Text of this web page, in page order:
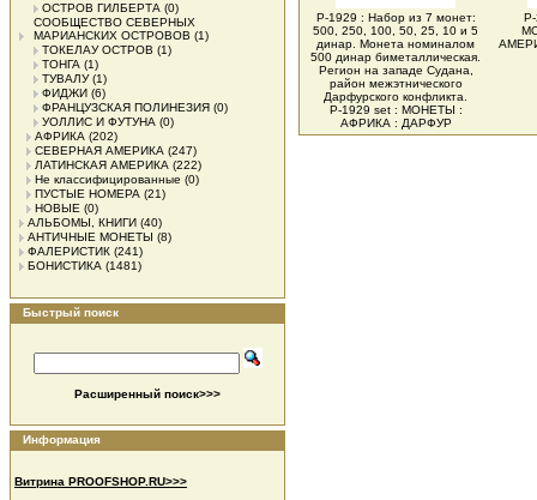
ОСТРОВ ГИЛБЕРТА (0)
СООБЩЕСТВО СЕВЕРНЫХ
МАРИАНСКИХ ОСТРОВОВ (1)
ТОКЕЛАУ ОСТРОВ (1)
ТОНГА (1)
ТУВАЛУ(1)
ФИДЖИ (6)
ФРАНЦУЗСКАЯ ПОЛИНЕЗИЯ (0)
УОЛЛИС И ФУТУНА (0)
АФРИКА (202)
СЕВЕРНАЯ АМЕРИКА (247)
ЛАТИНСКАЯ АМЕРИКА (222)
Не классифицированные (0)
ПУСТЫЕ НОМЕРА (21)
НОВЫЕ (0)
АЛЬБОМЫ, КНИГИ (40)
АНТИЧНЫЕ МОНЕТЫ (8)
ФАЛЕРИСТИК (241)
БОНИСТИКА (1481)
Быстрый поиск
Расширенный поиск>>>
Информация
Витрина PROOFSHOP.RU>>>
Р-1929 : Набор из 7 монет:
500, 250, 100, 50, 25, 10 и 5
динар. Монета номиналом
500 динар биметаллическая.
Регион на западе Судана,
район межэтнического
Дарфурского конфликта.
Р-1929 set : МОНЕТЫ :
АФРИКА : ДАРФУР